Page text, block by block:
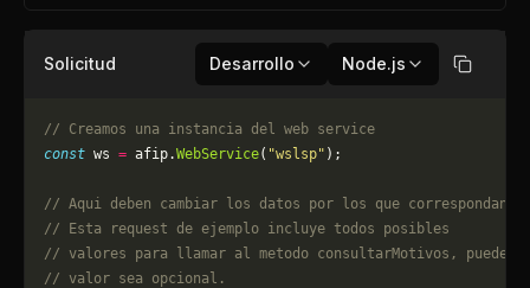
Solicitud Desarrollo Node.js Copiar
// Creamos una instancia del web service
const ws = afip.WebService( "wslsp" );
// Aqui deben cambiar los datos por los que correspondan.
// Esta request de ejemplo incluye todos posibles
// valores para llamar al metodo consultarMotivos, puede
// valor sea opcional.